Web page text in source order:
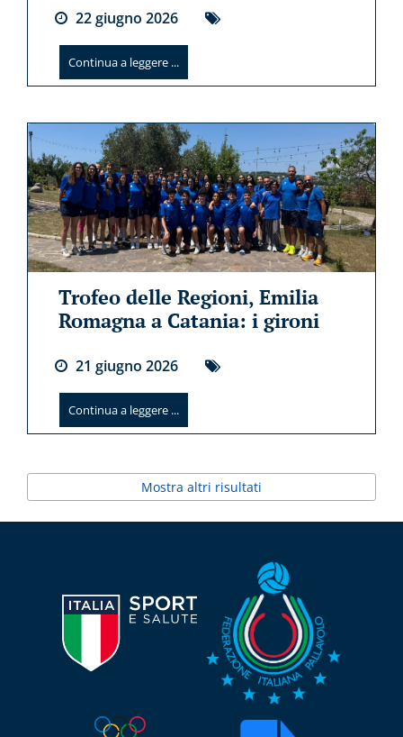
22giugno 2026
Continua a leggere ...
Trofeo delle Regioni, Emilia
Romagna a Catania: i gironi
21 giugno 2026
Continua a leggere ...
Mostra altri risultati